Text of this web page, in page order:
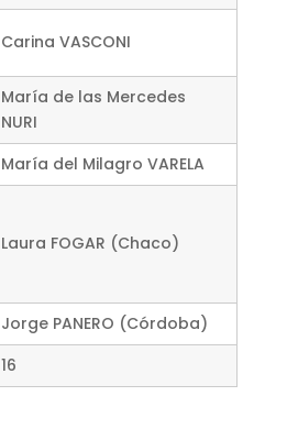
Carina VASCONI
María de las Mercedes
NURI
María del Milagro VARELA
Laura FOGAR (Chaco)
Jorge PANERO (Córdoba)
16